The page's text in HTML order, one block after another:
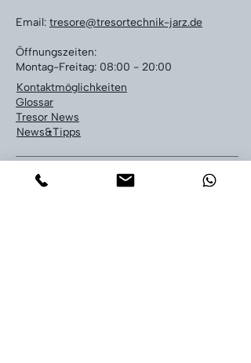
Email: tresore@tresortechnik-jarz.de
Öffnungszeiten:
Montag-Freitag: 08:00 - 20:00
Kontaktmöglichkeiten
Glossar
Tresor News
News&Tipps
LEISTUNGEN